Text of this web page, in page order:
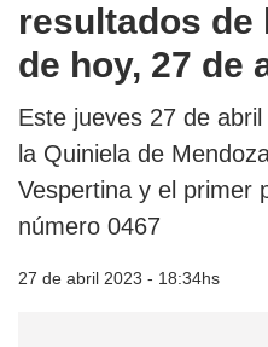
resultados de
de hoy, 27 de
Este jueves 27 de
la Quiniela de
Vespertina y el primer
número 0467
27 de abril 2023 - 18:34hs